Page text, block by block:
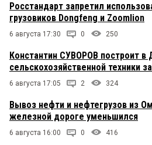
Росстандарт запретил
грузовиков Dongfeng и Zoomlion
6 августа 17:30 0 250
Константин СУВОРОВ построит в
сельскохозяйственной техники
6 августа 17:05 2 324
Вывоз нефти и нефтегрузов из
железной дороге уменьшился
6 августа 16:00 0 416